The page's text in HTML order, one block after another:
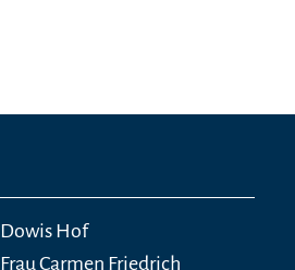
Dowis Hof
Frau Carmen Friedrich